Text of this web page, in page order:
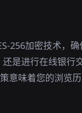
256加密技术，
是进行在线银
意味着您的浏览